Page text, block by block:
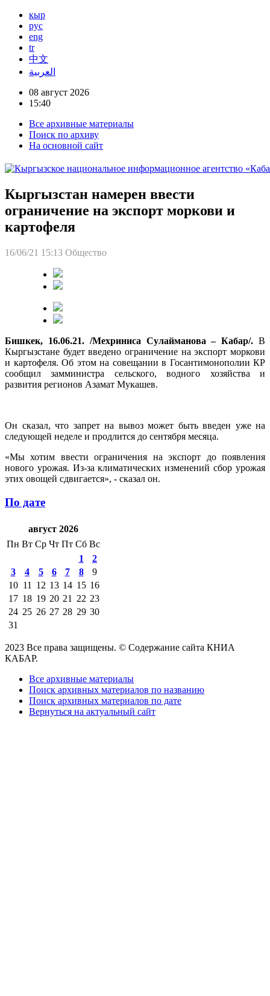
кыр
рус
eng
tr
中文
العربية
08 август 2026
15:40
Все архивные материалы
Поиск по архиву
На основной сайт
Кыргызстан намерен ввести
ограничение на экспорт моркови и
картофеля
16/06/21 15:13 Общество
Бишкек, 16.06.21. /Мехриниса Сулайманова – Кабар/. В
Кыргызстане будет введено ограничение на экспорт моркови
и картофеля. Об этом на совещании в Госантимонополии КР
сообщил замминистра сельского, водного хозяйства и
развития регионов Азамат Мукашев.
Он сказал, что запрет на вывоз может быть введен уже на
следующей неделе и продлится до сентября месяца.
«Мы хотим ввести ограничения на экспорт до появления
нового урожая. Из-за климатических изменений сбор урожая
этих овощей сдвигается», - сказал он.
По дате
август 2026
Пн Вт Ср Чт Пт Сб Вс
1
2
3
4 5 6 7 8
9
10 11 12 13 14 15 16
17 18 19 20 21 22 23
24 25 26 27 28 29 30
31
2023 Все права защищены. © Содержание сайта КНИА
КАБАР.
Все архивные материалы
Поиск архивных материалов по названию
Поиск архивных материалов по дате
Вернуться на актуальный сайт